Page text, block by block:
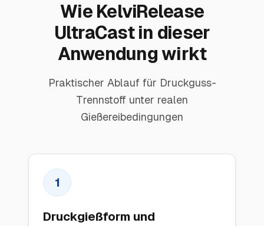
Wie KelviRelease
UltraCast in dieser
Anwendung wirkt
Praktischer Ablauf für Druckguss-
Trennstoff unter realen
Gießereibedingungen
1
Druckgießform und